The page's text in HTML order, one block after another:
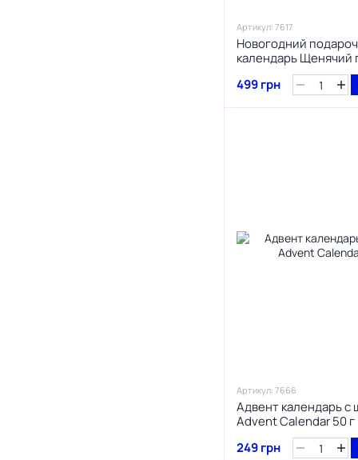
Артикул: 7617
Новогодний
календарь Щенячий
499 грн
Артикул: 7666
Адвент календарь
Advent Calendar 50 г
249 грн